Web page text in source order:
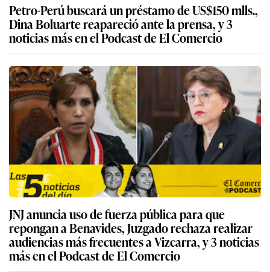
Petro-Perú buscará un préstamo de US$150 mlls.,
Dina Boluarte reapareció ante la prensa, y 3
noticias más en el Podcast de El Comercio
JNJ anuncia uso de fuerza pública para que
repongan a Benavides, Juzgado rechaza realizar
audiencias más frecuentes a Vizcarra, y 3 noticias
más en el Podcast de El Comercio